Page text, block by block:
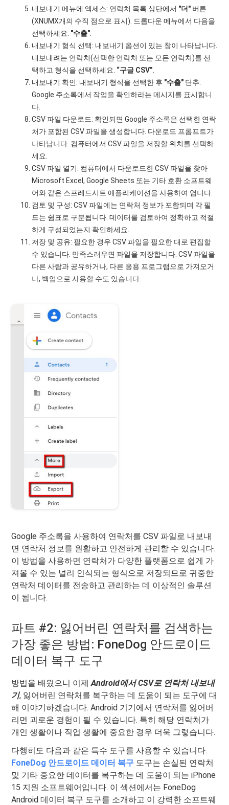
내보내기 메뉴에 액세스: 연락처 목록 상단에서 "더" 버튼
(XNUMX개의 수직 점으로 표시). 드롭다운 메뉴에서 다음을
선택하세요. "수출"
내보내기 형식 선택: 내보내기 옵션이 있는 창이 나타납니다.
내보내려는 연락처(선택한 연락처 또는 모든 연락처)를 선
택하고 형식을 선택하세요. “구글 CSV”
내보내기 확인: 내보내기 형식을 선택한 후 "수출" 단추.
Google 주소록에서 작업을 확인하라는 메시지를 표시합니
다.
CSV 파일 다운로드: 확인되면 Google 주소록은 선택한 연락
처가 포함된 CSV 파일을 생성합니다. 다운로드 프롬프트가
나타납니다. 컴퓨터에서 CSV 파일을 저장할 위치를 선택하
세요.
CSV 파일 열기: 컴퓨터에서 다운로드한 CSV 파일을 찾아
Microsoft Excel, Google Sheets 또는 기타 호환 소프트웨
어와 같은 스프레드시트 애플리케이션을 사용하여 엽니다.
검토 및 구성: CSV 파일에는 연락처 정보가 포함되며 각 필
드는 쉼표로 구분됩니다. 데이터를 검토하여 정확하고 적절
하게 구성되었는지 확인하세요.
저장 및 공유: 필요한 경우 CSV 파일을 필요한 대로 편집할
수 있습니다. 만족스러우면 파일을 저장합니다. CSV 파일을
다른 사람과 공유하거나, 다른 응용 프로그램으로 가져오거
나, 백업으로 사용할 수도 있습니다.
Google 주소록을 사용하여 연락처를 CSV 파일로 내보내
면 연락처 정보를 원활하고 안전하게 관리할 수 있습니다.
이 방법을 사용하면 연락처가 다양한 플랫폼으로 쉽게 가
져올 수 있는 널리 인식되는 형식으로 저장되므로 귀중한
연락처 데이터를 전송하고 관리하는 데 이상적인 솔루션
이 됩니다.
파트 #2: 잃어버린 연락처를 검색하는
가장 좋은 방법: FoneDog 안드로이드
데이터 복구 도구
방법을 배웠으니 이제Android에서 CSV로 연락처 내보내
기, 잃어버린 연락처를 복구하는 데 도움이 되는 도구에 대
해 이야기하겠습니다. Android 기기에서 연락처를 잃어버
리면 괴로운 경험이 될 수 있습니다. 특히 해당 연락처가
개인 생활이나 직업 생활에 중요한 경우 더욱 그렇습니다.
다행히도 다음과 같은 특수 도구를 사용할 수 있습니다.
FoneDog 안드로이드 데이터 복구 도구는 손실된 연락처
및 기타 중요한 데이터를 복구하는 데 도움이 되는 iPhone
15 지원 소프트웨어입니다. 이 섹션에서는 FoneDog
Android 데이터 복구 도구를 소개하고 이 강력한 소프트웨